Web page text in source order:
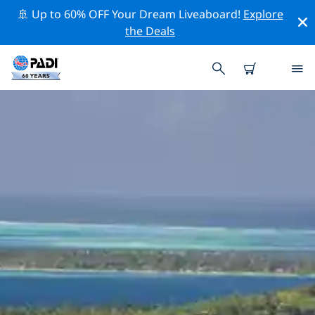
🚢 Up to 60% OFF Your Dream Liveaboard! Explore
the Deals